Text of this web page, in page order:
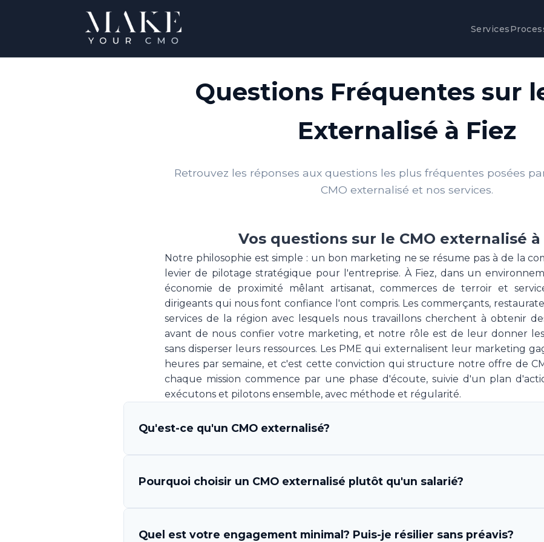
Services
Questions Fréquentes sur
Externalisé à Fiez
Retrouvez les réponses aux questions les plus fréquentes posées
CMO externalisé et nos services.
Vos questions sur le CMO externalisé à
Notre philosophie est simple : un bon marketing ne se résume pas à de la
levier de pilotage stratégique pour l'entreprise. À Fiez, dans un
économie de proximité mêlant artisanat, commerces de terroir et
dirigeants qui nous font confiance l'ont compris. Les commerçants,
services de la région avec lesquels nous travaillons cherchent à obtenir
avant de nous confier votre marketing, et notre rôle est de leur donner
sans disperser leurs ressources. Les PME qui externalisent leur marketing
heures par semaine, et c'est cette conviction qui structure notre offre de
chaque mission commence par une phase d'écoute, suivie d'un plan
exécutons et pilotons ensemble, avec méthode et régularité.
Qu'est-ce qu'un CMO externalisé?
Un CMO (Chief Marketing Officer) externalisé est un professionnel ou une
l'exécution des campagnes, la gestion des prestataires et l'analyse des résultats.
Pourquoi choisir un CMO externalisé plutôt qu'un salarié?
Les avantages sont multiples. D'abord, l'économie est considérable: un CMO
Quel est votre engagement minimal? Puis-je résilier sans préavis?